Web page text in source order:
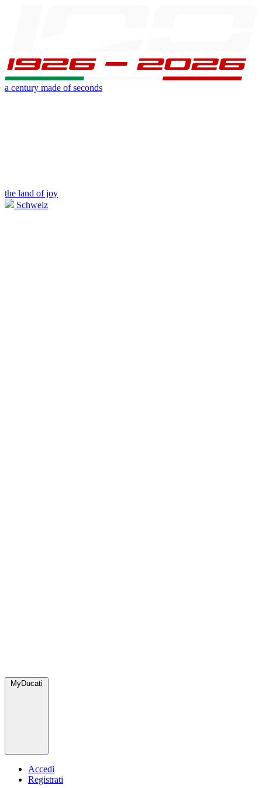
a century made of seconds
the land of joy
Schweiz
MyDucati
Accedi
Registrati